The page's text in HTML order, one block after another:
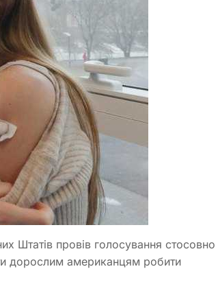
Штатів провів голосування стосовно
дорослим американцям робити